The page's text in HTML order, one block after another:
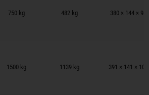
750 kg 482 kg 380 × 144 × 98
1500 kg 1139 kg 391 × 141 ×